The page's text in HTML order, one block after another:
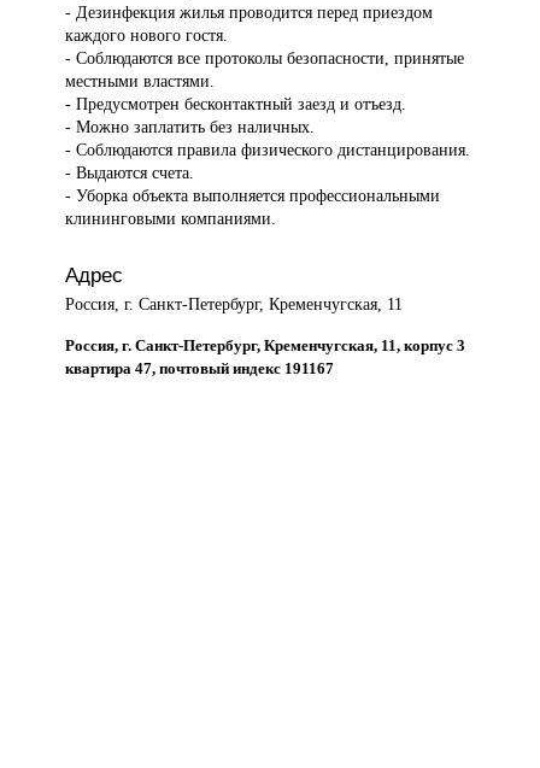
- Дезинфекция жилья проводится перед приездом
каждого нового гостя.
- Соблюдаются все протоколы безопасности, принятые
местными властями.
- Предусмотрен бесконтактный заезд и отъезд.
- Можно заплатить без наличных.
- Соблюдаются правила физического дистанцирования.
- Выдаются счета.
- Уборка объекта выполняется профессиональными
клининговыми компаниями.
Адрес
Россия, г. Санкт-Петербург, Кременчугская, 11
Россия, г. Санкт-Петербург, Кременчугская, 11, корпус 3
квартира 47, почтовый индекс 191167